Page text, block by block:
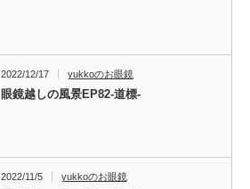
2022/12/17 yukkoのお眼鏡
眼鏡越しの風景EP82-道標-
2022/11/5 yukkoのお眼鏡